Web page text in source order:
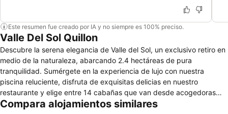
Este resumen fue creado por IA y no siempre es 100% preciso.
Valle Del Sol Quillon
Descubre la serena elegancia de Valle del Sol, un exclusivo retiro en
medio de la naturaleza, abarcando 2.4 hectáreas de pura
tranquilidad. Sumérgete en la experiencia de lujo con nuestra
piscina reluciente, disfruta de exquisitas delicias en nuestro
restaurante y elige entre 14 cabañas que van desde acogedoras
para 2 personas hasta amplias para grupos de hasta 8 personas.
Compara alojamientos similares